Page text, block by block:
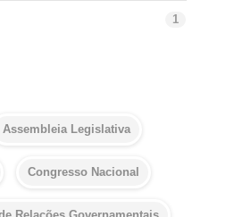
1
Assembleia Legislativa
Congresso Nacional